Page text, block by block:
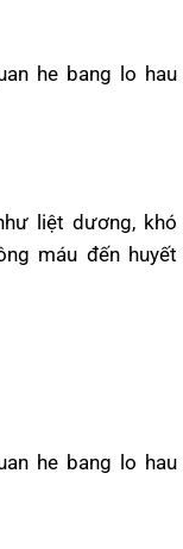
liệt dương, khó
máu đến huyết